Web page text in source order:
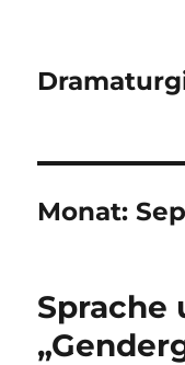
Monat:
Sprache